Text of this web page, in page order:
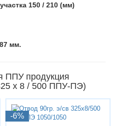
150 / 210 (мм)
мм.
ППУ продукция
х 8 / 500 ППУ-ПЭ)
-6%